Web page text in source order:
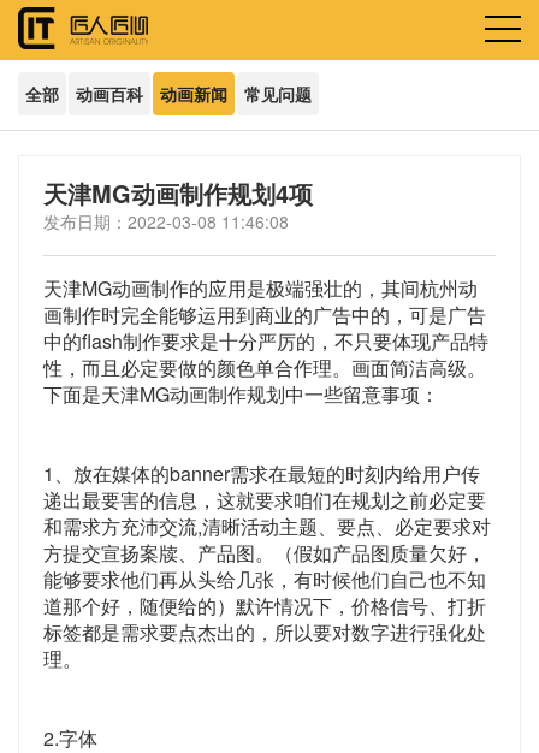
全部 动画百科 动画新闻 常见问题
天津MG动画制作规划4项
发布日期：2022-03-08 11:46:08
天津MG动画制作的应用是极端强壮的，其间杭州动
画制作时完全能够运用到商业的广告中的，可是广告
中的flash制作要求是十分严厉的，不只要体现产品特
性，而且必定要做的颜色单合作理。画面简洁高级。
下面是天津MG动画制作规划中一些留意事项：
1、放在媒体的banner需求在最短的时刻内给用户传
递出最要害的信息，这就要求咱们在规划之前必定要
和需求方充沛交流,清晰活动主题、要点、必定要求对
方提交宣扬案牍、产品图。（假如产品图质量欠好，
能够要求他们再从头给几张，有时候他们自己也不知
道那个好，随便给的）默许情况下，价格信号、打折
标签都是需求要点杰出的，所以要对数字进行强化处
理。
2.字体